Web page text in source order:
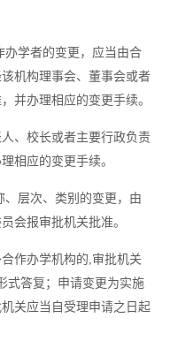
办学者的变更，应当由合
机构理事会、董事会或者
并办理相应的变更手续。
、校长或者主要行政负责
相应的变更手续。
、层次、类别的变更，由
会报审批机关批准。
作办学机构的,审批机关
式答复；申请变更为实施
关应当自受理申请之日起